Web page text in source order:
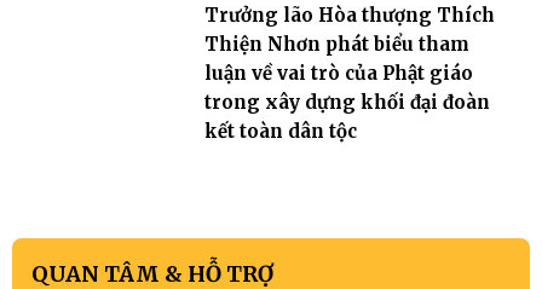
Trưởng lão Hòa thượng Thích
Thiện Nhơn phát biểu tham
luận về vai trò của Phật giáo
trong xây dựng khối đại đoàn
kết toàn dân tộc
QUAN TÂM & HỖ TRỢ